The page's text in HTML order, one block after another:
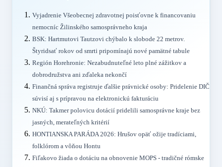
Vyjadrenie Všeobecnej zdravotnej poisťovne k financovaniu
nemocníc Žilinského samosprávneho kraja
BSK: Hartmutovi Tautzovi chýbalo k slobode 22 metrov.
Štyridsať rokov od smrti pripomínajú nové pamätné tabule
Región Horehronie: Nezabudnuteľné leto plné zážitkov a
dobrodružstva ani zďaleka nekončí
Finančná správa registruje ďalšie právnické osoby: Pridelenie DIČ
súvisí aj s prípravou na elektronickú fakturáciu
NKÚ: Takmer polovicu dotácií pridelili samosprávne kraje bez
jasných, merateľných kritérií
HONTIANSKA PARÁDA 2026: Hrušov opäť ožije tradíciami,
folklórom a vôňou Hontu
Fiľakovo žiada o dotáciu na obnovenie MOPS - tradičné rómske